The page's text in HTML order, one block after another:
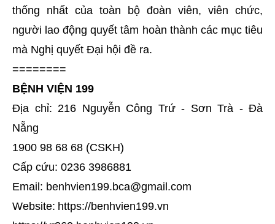
thống nhất của toàn bộ đoàn viên, viên chức,
người lao động quyết tâm hoàn thành các mục tiêu
mà Nghị quyết Đại hội đề ra.
========
BỆNH VIỆN 199
Địa chỉ: 216 Nguyễn Công Trứ - Sơn Trà - Đà
Nẵng
1900 98 68 68 (CSKH)
Cấp cứu: 0236 3986881
Email: benhvien199.bca@gmail.com
Website: https://benhvien199.vn